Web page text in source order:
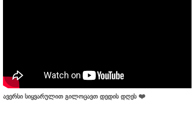
ავერსი სიყვარულით გილოცავთ დედის დღეს ❤️